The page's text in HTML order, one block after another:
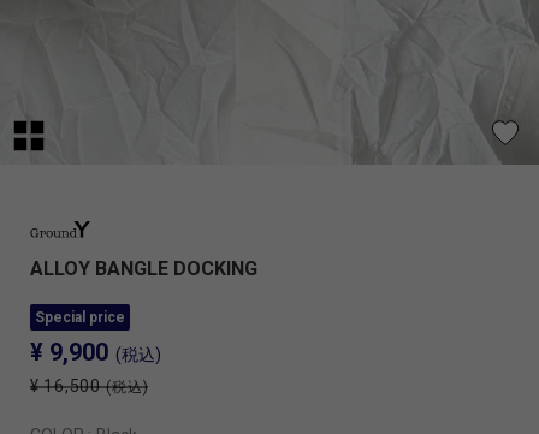
ALLOY BANGLE DOCKING
Special price
¥ 9,900 (税込)
¥ 16,500 (税込)